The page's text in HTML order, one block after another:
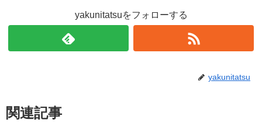
yakunitatsuをフォローする
yakunitatsu
関連記事